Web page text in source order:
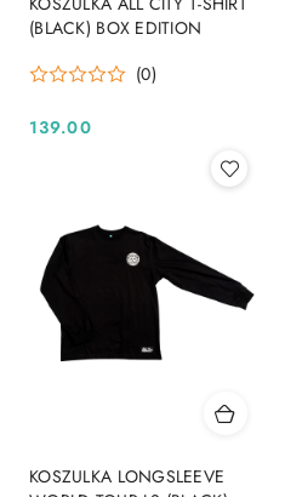
(BLACK) BOX EDITION
(0)
Cena:
139.00
KOSZULKA LONGSLEEVE